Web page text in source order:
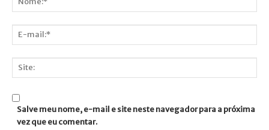
mail:*
Salve meu nome, e-mail e site neste navegador para a próxima
vez que eu comentar.